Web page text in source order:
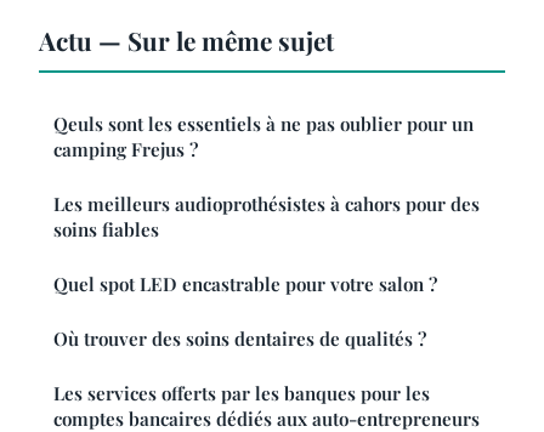
Actu — Sur le même sujet
Qeuls sont les essentiels à ne pas oublier pour un
camping Frejus ?
Les meilleurs audioprothésistes à cahors pour des
soins fiables
Quel spot LED encastrable pour votre salon ?
Où trouver des soins dentaires de qualités ?
Les services offerts par les banques pour les
comptes bancaires dédiés aux auto-entrepreneurs